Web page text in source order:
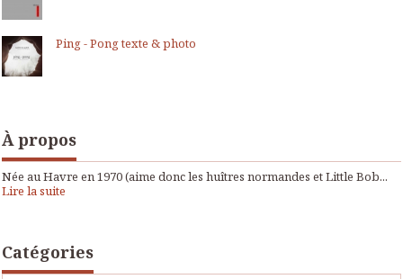
Ping - Pong texte & photo
À propos
Née au Havre en 1970 (aime donc les huîtres normandes et Little Bob...
Lire la suite
Catégories